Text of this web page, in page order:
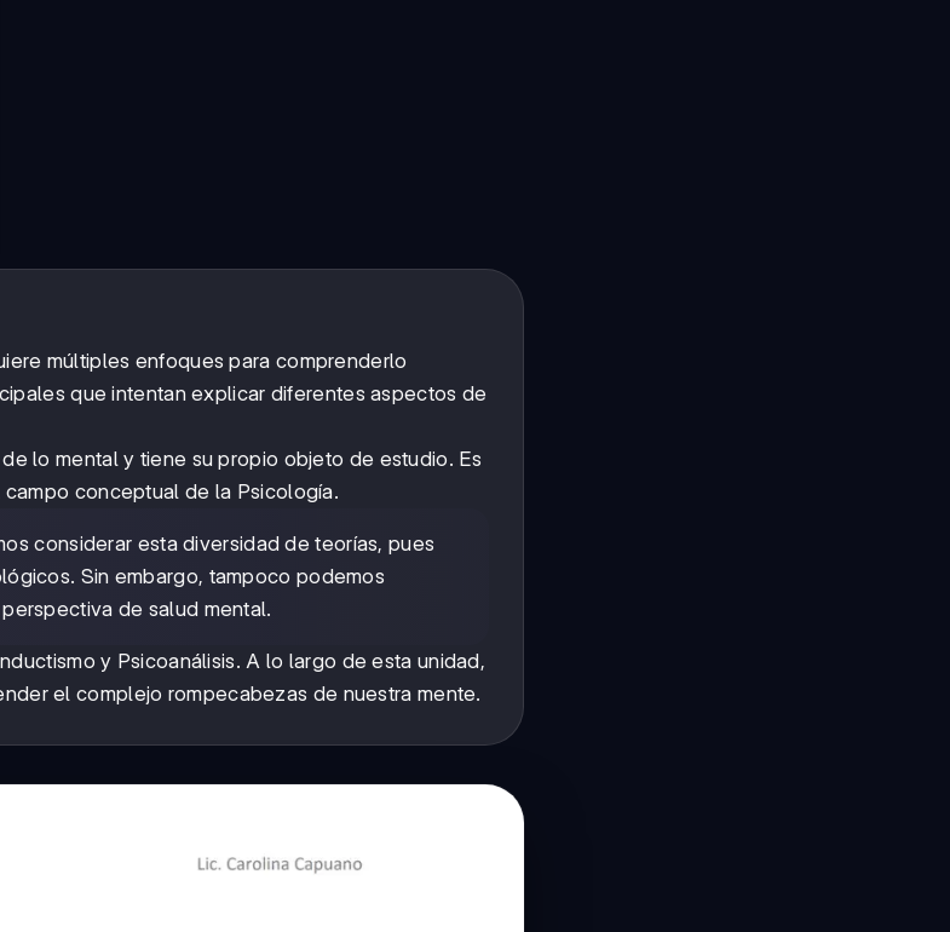
múltiples enfoques para comprenderlo
que intentan explicar diferentes aspectos de
lo mental y tiene su propio objeto de estudio. Es
conceptual de la Psicología.
considerar esta diversidad de teorías, pues
Sin embargo, tampoco podemos
de salud mental.
y Psicoanálisis. A lo largo de esta unidad,
el complejo rompecabezas de nuestra mente.